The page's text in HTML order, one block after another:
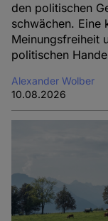
den politischen
schwächen. Eine
Meinungsfreiheit
politischen
Alexander Wolber
10.08.2026